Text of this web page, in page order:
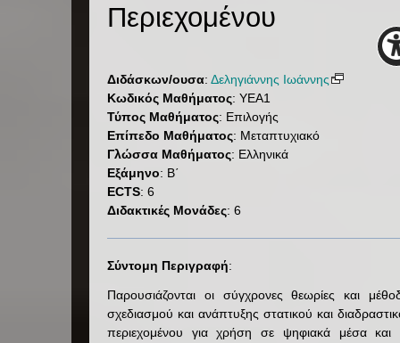
Περιεχομένου
Διδάσκων/ουσα: Δεληγιάννης Ιωάννης
Κωδικός Μαθήματος: YEA1
Τύπος Μαθήματος: Επιλογής
Επίπεδο Μαθήματος: Μεταπτυχιακό
Γλώσσα Μαθήματος: Ελληνικά
Εξάμηνο: Β΄
ECTS: 6
Διδακτικές Μονάδες: 6
Σύντομη Περιγραφή:
Παρουσιάζονται οι σύγχρονες θεωρίες και
σχεδιασμού και ανάπτυξης στατικού και
περιεχομένου για χρήση σε ψηφιακά μέσα και